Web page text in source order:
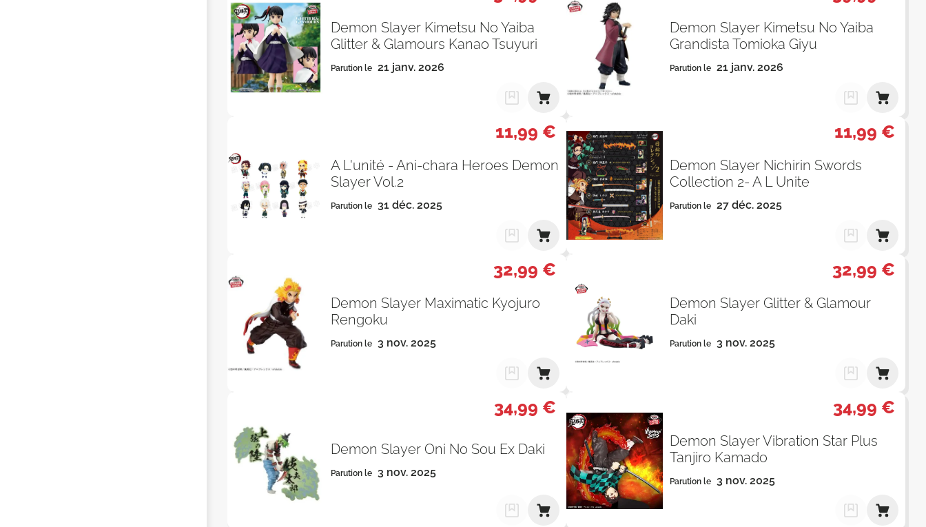
Demon Slayer Kimetsu No Yaiba
Glitter & Glamours Kanao Tsuyuri
Parution le 21 janv. 2026
Demon Slayer Kimetsu No Yaiba
Grandista Tomioka Giyu
Parution le 21 janv. 2026
11,99 €
A L'unité - Ani-chara Heroes Demon
Slayer Vol.2
Parution le 31 déc. 2025
11,99 €
Demon Slayer Nichirin Swords
Collection 2- A L Unite
Parution le 27 déc. 2025
32,99 €
Demon Slayer Maximatic Kyojuro
Rengoku
Parution le 3 nov. 2025
32,99 €
Demon Slayer Glitter & Glamour
Daki
Parution le 3 nov. 2025
34,99 €
Demon Slayer Oni No Sou Ex Daki
Parution le 3 nov. 2025
34,99 €
Demon Slayer Vibration Star Plus
Tanjiro Kamado
Parution le 3 nov. 2025